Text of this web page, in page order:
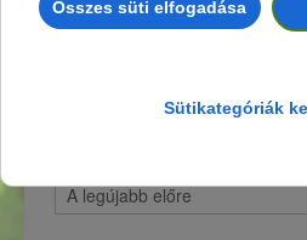
Pontos kifejezés